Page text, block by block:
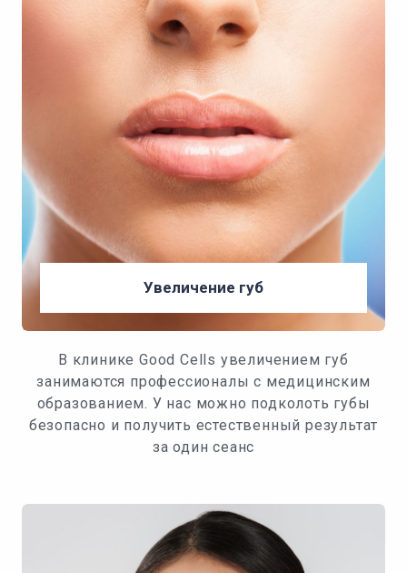
Увеличение губ
В клинике Good Cells увеличением губ
занимаются профессионалы с медицинским
образованием. У нас можно подколоть губы
безопасно и получить естественный результат
за один сеанс